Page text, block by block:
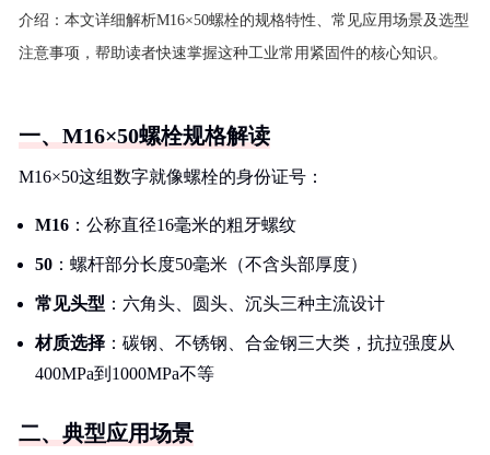
介绍： 本文详细解析M16×50螺栓的规格特性、常见应用场景及选型
注意事项，帮助读者快速掌握这种工业常用紧固件的核心知识。
一、M16×50螺栓规格解读
M16×50这组数字就像螺栓的身份证号：
M16 ：公称直径16毫米的粗牙螺纹
50 ：螺杆部分长度50毫米（不含头部厚度）
常见头型 ：六角头、圆头、沉头三种主流设计
材质选择 ：碳钢、不锈钢、合金钢三大类，抗拉强度从
400MPa到1000MPa不等
二、典型应用场景